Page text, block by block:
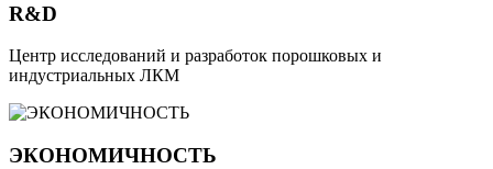
R&D
Центр исследований и разработок порошковых и
индустриальных ЛКМ
ЭКОНОМИЧНОСТЬ